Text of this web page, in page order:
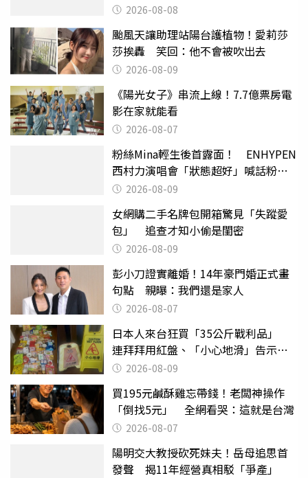
2026-08-08
颱風天讓助理站陽台護植物！愛莉莎
莎挨轟 笑回：他不會被吹出去
2026-08-09
《陽光女子》串流上線！7.7億票房電
影在家就能看
2026-08-07
粉絲Mina輕生後首露面！ ENHYPEN
西村力演唱會「狀態超好」喊話粉
絲：我們心意相通
2026-08-09
女網購二手名牌包開箱驚見「失蹤愛
包」 追查才知小偷是閨密
2026-08-09
彭小刀證實離婚！14年豪門婚正式畫
句點 親曝：我們還是家人
2026-08-07
日本人來台狂買「35公斤戰利品」
連拜拜用紅盤、「小心地滑」告示牌
也帶回家
2026-08-09
買195元鹹酥雞忘帶錢！老闆神操作
「倒找5元」 全網看哭：這就是台灣
2026-08-07
陽明交大教授砍死妹夫！岳母追思首
發聲 揭11年經營真相駁「爭產」